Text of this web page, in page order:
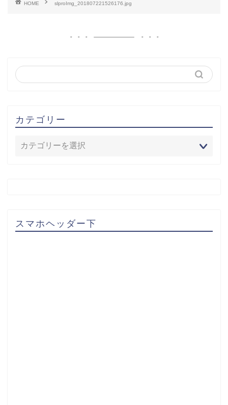
HOME slproImg_201807221526176.jpg
カテゴリー
スマホヘッダー下